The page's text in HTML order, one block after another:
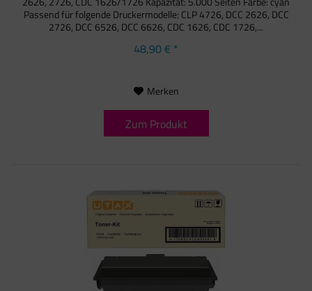
Passend für folgende Druckermodelle: CLP 4726, DCC 2626, DCC
2726, DCC 6526, DCC 6626, CDC 1626, CDC 1726,...
48,90 € *
Merken
Zum Produkt